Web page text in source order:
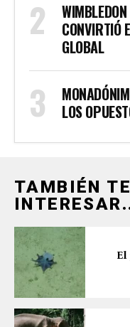
CONVIRTIÓ
GLOBAL
LOS
TAMBIÉN